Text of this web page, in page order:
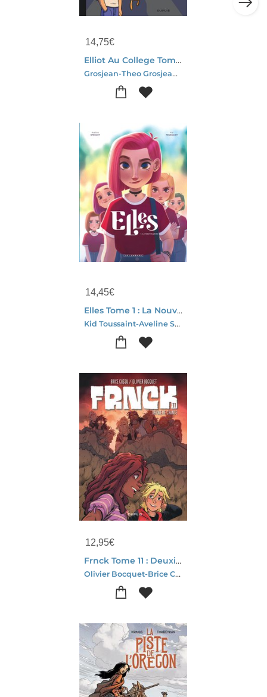
14,75€
Elliot Au College Tome 4 : Dernier Frisson
Grosjean-Theo Grosjean-Brian Michael Bendis
14,45€
Elles Tome 1 : La Nouvelle(s)
Kid Toussaint-Aveline Stokart
12,95€
Frnck Tome 11 : Deuxieme Chance
Olivier Bocquet-Brice Cossu